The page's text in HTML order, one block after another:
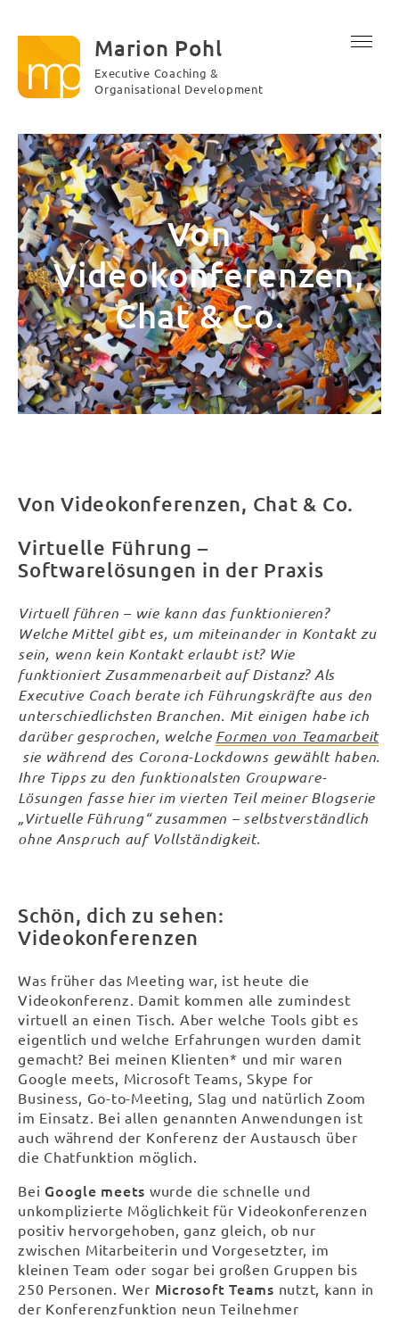
Marion Pohl
Executive Coaching &
Organisational Development
Von
Videokonferenzen,
Chat & Co.
Von Videokonferenzen, Chat & Co.
Virtuelle Führung –
Softwarelösungen in der Praxis
Virtuell führen – wie kann das funktionieren?
Welche Mittel gibt es, um miteinander in Kontakt zu
sein, wenn kein Kontakt erlaubt ist? Wie
funktioniert Zusammenarbeit auf Distanz? Als
Executive Coach berate ich Führungskräfte aus den
unterschiedlichsten Branchen. Mit einigen habe ich
darüber gesprochen, welche Formen von Teamarbeit
sie während des Corona-Lockdowns gewählt haben.
Ihre Tipps zu den funktionalsten Groupware-
Lösungen fasse hier im vierten Teil meiner Blogserie
„Virtuelle Führung“ zusammen – selbstverständlich
ohne Anspruch auf Vollständigkeit.
Schön, dich zu sehen:
Videokonferenzen
Was früher das Meeting war, ist heute die
Videokonferenz. Damit kommen alle zumindest
virtuell an einen Tisch. Aber welche Tools gibt es
eigentlich und welche Erfahrungen wurden damit
gemacht? Bei meinen Klienten* und mir waren
Google meets, Microsoft Teams, Skype for
Business, Go-to-Meeting, Slag und natürlich Zoom
im Einsatz. Bei allen genannten Anwendungen ist
auch während der Konferenz der Austausch über
die Chatfunktion möglich.
Bei Google meets wurde die schnelle und
unkomplizierte Möglichkeit für Videokonferenzen
positiv hervorgehoben, ganz gleich, ob nur
zwischen Mitarbeiterin und Vorgesetzter, im
kleinen Team oder sogar bei großen Gruppen bis
250 Personen. Wer Microsoft Teams nutzt, kann in
der Konferenzfunktion neun Teilnehmer